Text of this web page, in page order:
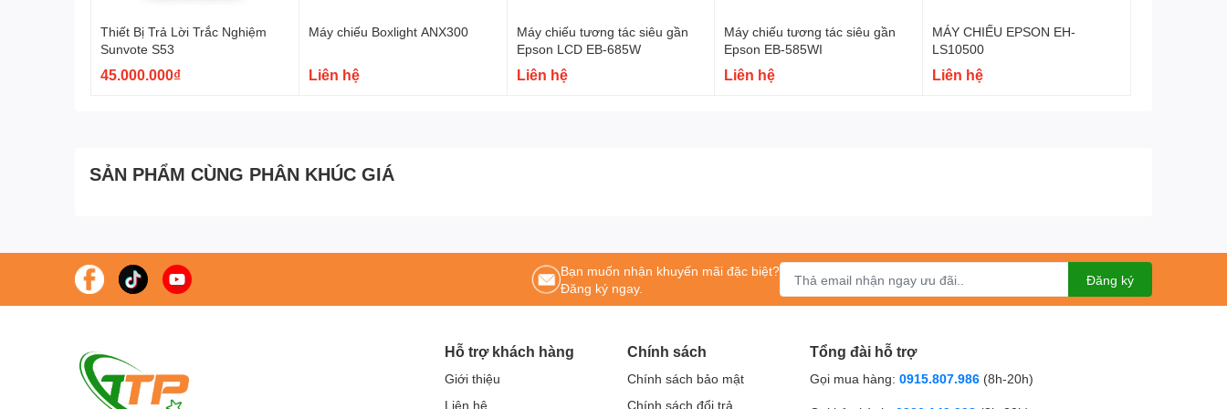
Thiết Bị Trả Lời Trắc Nghiệm
Sunvote S53
45.000.000₫
Máy chiếu Boxlight ANX300
Liên hệ
Máy chiếu tương tác siêu gần
Epson LCD EB-685W
Liên hệ
Máy chiếu tương tác siêu gần
Epson EB-585WI
Liên hệ
MÁY CHIẾU EPSON EH-
LS10500
Liên hệ
SẢN PHẨM CÙNG PHÂN KHÚC GIÁ
Bạn muốn nhận khuyến mãi đặc biệt?
Đăng ký ngay.
Đăng ký
Hỗ trợ khách hàng
Giới thiệu
Liên hệ
Chính sách
Chính sách bảo mật
Chính sách đổi trả
Tổng đài hỗ trợ
Gọi mua hàng: 0915.807.986 (8h-20h)